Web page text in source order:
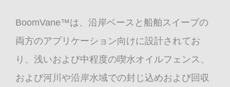
BoomVane™は、沿岸ベースと船舶スイープの
両方のアプリケーション向けに設計されてお
り、浅いおよび中程度の喫水オイルフェンス、
および河川や沿岸水域での封じ込めおよび回収